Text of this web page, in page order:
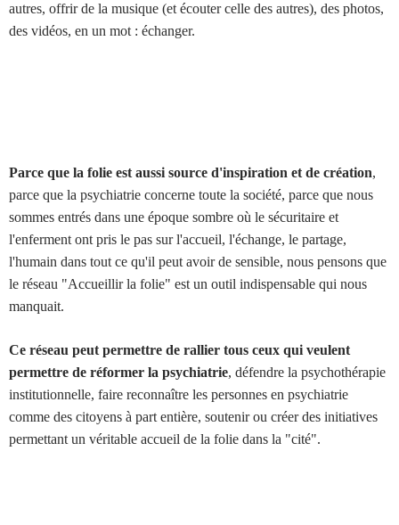
autres, offrir de la musique (et écouter celle des autres), des photos,
des vidéos, en un mot : échanger.
Parce que la folie est aussi source d'inspiration et de création,
parce que la psychiatrie concerne toute la société, parce que nous
sommes entrés dans une époque sombre où le sécuritaire et
l'enferment ont pris le pas sur l'accueil, l'échange, le partage,
l'humain dans tout ce qu'il peut avoir de sensible, nous pensons que
le réseau "Accueillir la folie" est un outil indispensable qui nous
manquait.
Ce réseau peut permettre de rallier tous ceux qui veulent
permettre de réformer la psychiatrie, défendre la psychothérapie
institutionnelle, faire reconnaître les personnes en psychiatrie
comme des citoyens à part entière, soutenir ou créer des initiatives
permettant un véritable accueil de la folie dans la "cité".